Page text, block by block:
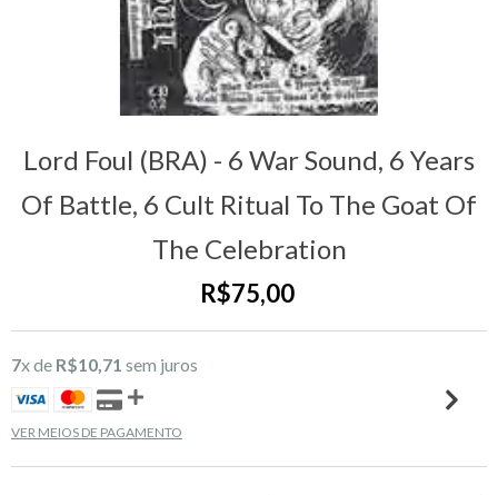
Lord Foul (BRA) - 6 War Sound, 6 Years
Of Battle, 6 Cult Ritual To The Goat Of
The Celebration
R$75,00
7x de R$10,71 sem juros
VER MEIOS DE PAGAMENTO